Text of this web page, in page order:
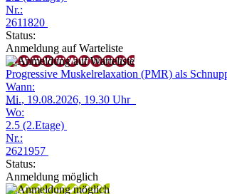
Nr.:
2611820
Status:
Anmeldung auf Warteliste
Progressive Muskelrelaxation (PMR) als
Wann:
Mi., 19.08.2026, 19.30 Uhr
Wo:
2.5 (2.Etage)
Nr.:
2621957
Status:
Anmeldung möglich